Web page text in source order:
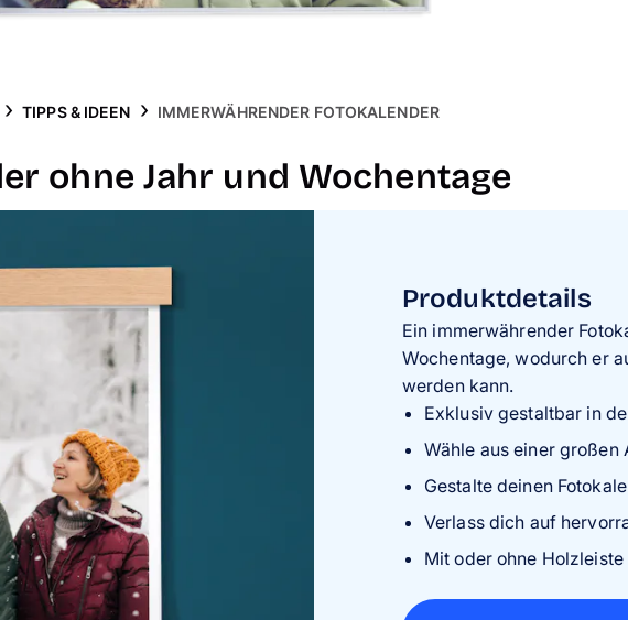
TIPPS & IDEEN IMMERWÄHRENDER FOTOKALENDER
ohne Jahr und Wochentage
Produktdetails
Ein immerwährender
Wochentage, wodurch er
werden kann.
Exklusiv gestaltbar in
Wähle aus einer großen
Gestalte deinen
Verlass dich auf
Mit oder ohne